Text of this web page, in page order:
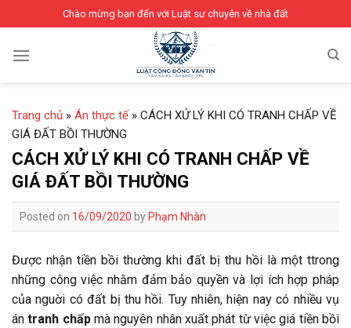
to
content
Chào mừng bạn đến với Luật sư chuyên về nhà đất
Trang chủ » Án thực tế» CÁCH XỬ LÝ KHI CÓ TRANH CHẤP VỀ
GIÁ ĐẤT BỒI THƯỜNG
CÁCH XỬ LÝ KHI CÓ TRANH CHẤP VỀ
GIÁ ĐẤT BỒI THƯỜNG
Posted on 16/09/2020 by Phạm Nhàn
Được nhận tiền bồi thường khi đất bị thu hồi là một ttrong
những công việc nhằm đảm bảo quyền và lợi ích hợp pháp
của nguời có đất bị thu hồi. Tuy nhiên, hiện nay có nhiều vụ
ántranh chấpmà nguyên nhân xuất phát từ việc giá tiền bồi